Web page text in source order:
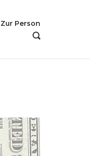
Zur Person
OPEN